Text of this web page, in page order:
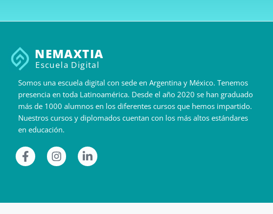
NEMAXTIA
Escuela Digital
Somos una escuela digital con sede en Argentina y México. Tenemos
presencia en toda Latinoamérica. Desde el año 2020 se han graduado
más de 1000 alumnos en los diferentes cursos que hemos impartido.
Nuestros cursos y diplomados cuentan con los más altos estándares
en educación.